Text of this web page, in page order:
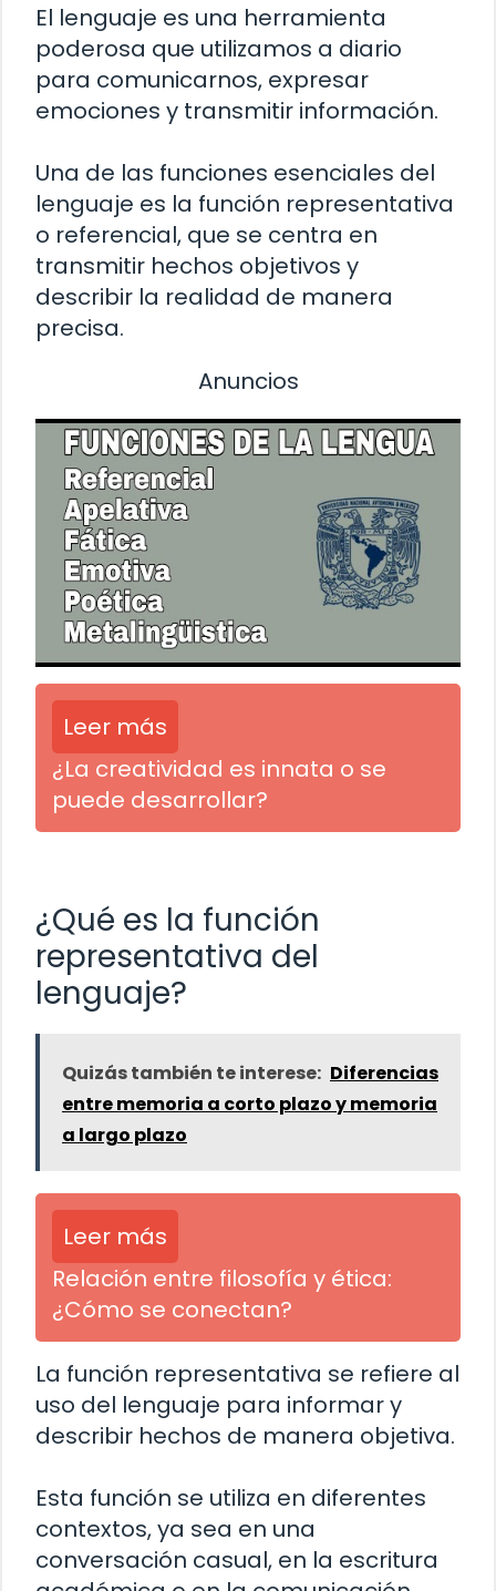
El lenguaje es una herramienta
poderosa que utilizamos a diario
para comunicarnos, expresar
emociones y transmitir información.
Una de las funciones esenciales del
lenguaje es la función representativa
o referencial, que se centra en
transmitir hechos objetivos y
describir la realidad de manera
precisa.
Anuncios
Leer más
¿La creatividad es innata o se
puede desarrollar?
¿Qué es la función
representativa del
lenguaje?
Quizás también te interese: Diferencias
entre memoria a corto plazo y memoria
a largo plazo
Leer más
Relación entre filosofía y ética:
¿Cómo se conectan?
La función representativa se refiere al
uso del lenguaje para informar y
describir hechos de manera objetiva.
Esta función se utiliza en diferentes
contextos, ya sea en una
conversación casual, en la escritura